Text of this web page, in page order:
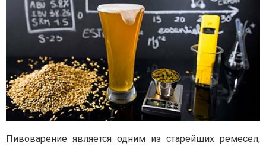
Пивоварение является одним из старейших ремесел,